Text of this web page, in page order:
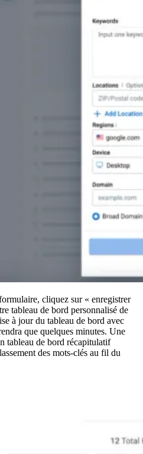
cliquez sur « enregistrer
tableau de bord personnalisé de
à jour du tableau de bord avec
que quelques minutes. Une
tableau de bord récapitulatif
des mots-clés au fil du